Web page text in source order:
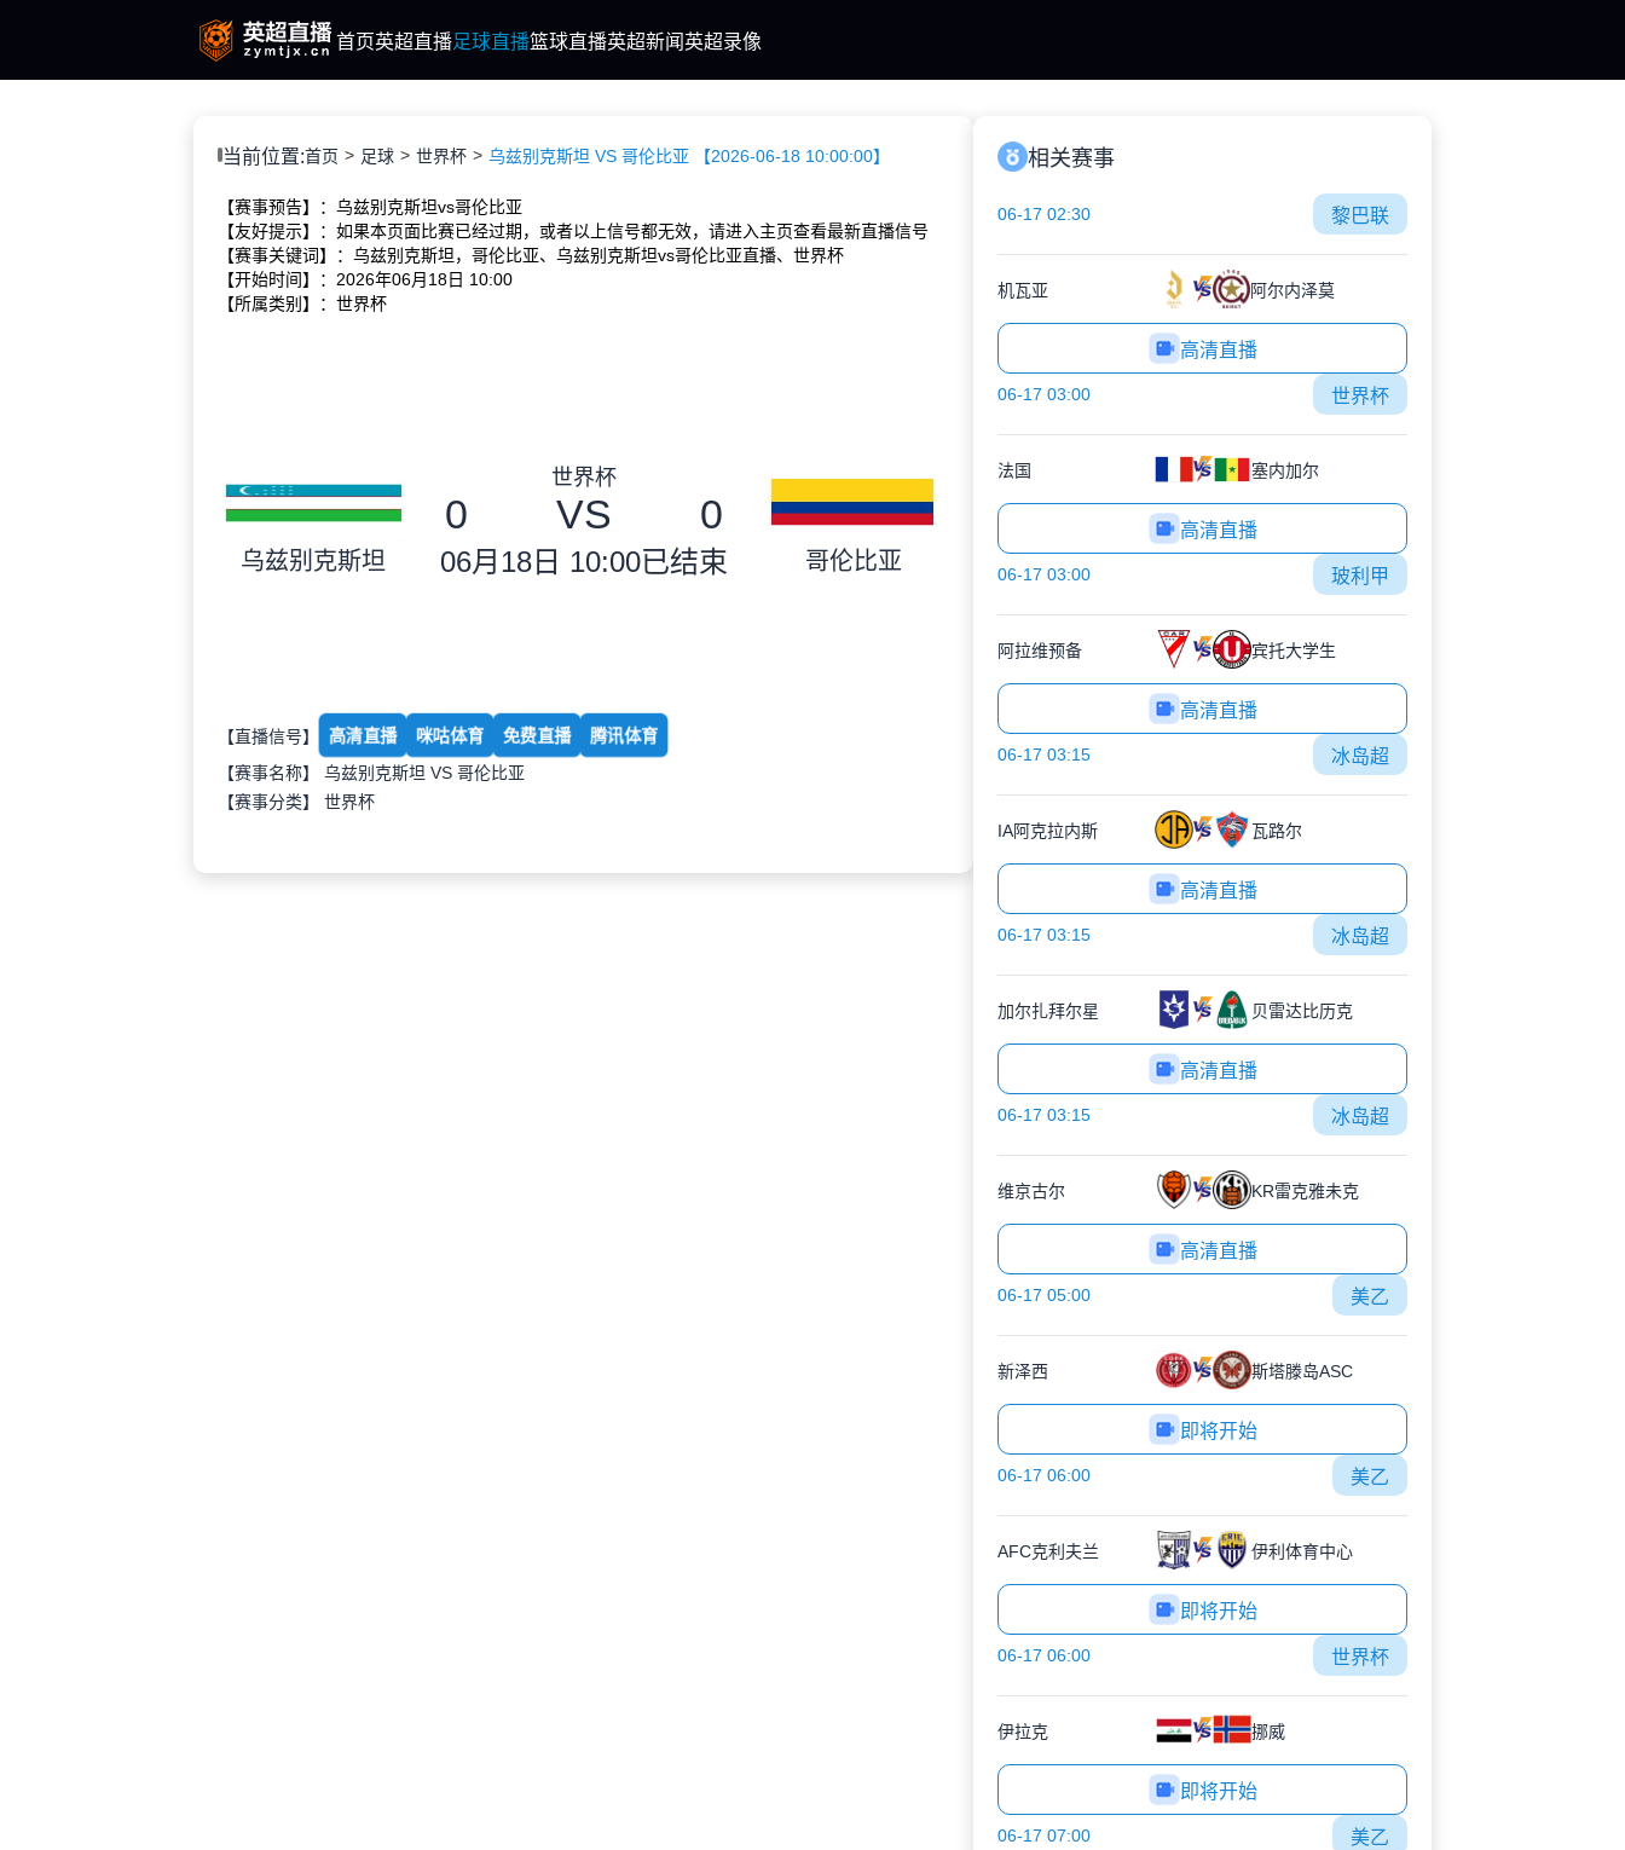
首页英超直播足球直播篮球直播英超新闻 英超录像
当前位置:首页 足球 世界杯 乌兹别克斯坦 VS 哥伦比亚 【2026-06-18 10:00:00】
【赛事预告】：乌兹别克斯坦vs哥伦比亚
【友好提示】：如果本页面比赛已经过期，或者以上信号都无效，请进入主页查看最新直播信号
【赛事关键词】：乌兹别克斯坦，哥伦比亚、乌兹别克斯坦vs哥伦比亚直播、世界杯
【开始时间】：2026年06月18日 10:00
【所属类别】：世界杯
乌兹别克斯坦
世界杯
0 VS 0
06月18日 10:00已结束 哥伦比亚
【直播信号】 高清直播 咪咕体育 免费直播 腾讯体育
【赛事名称】 乌兹别克斯坦 VS 哥伦比亚
【赛事分类】 世界杯
相关赛事
06-17 02:30 黎巴联
机瓦亚 阿尔内泽莫
高清直播
06-17 03:00 世界杯
法国 塞内加尔
高清直播
06-17 03:00 玻利甲
阿拉维预备 宾托大学生
高清直播
06-17 03:15 冰岛超
IA阿克拉内斯 瓦路尔
高清直播
06-17 03:15 冰岛超
加尔扎拜尔星 贝雷达比历克
高清直播
06-17 03:15 冰岛超
维京古尔 KR雷克雅未克
高清直播
06-17 05:00 美乙
新泽西 斯塔滕岛ASC
即将开始
06-17 06:00 美乙
AFC克利夫兰 伊利体育中心
即将开始
06-17 06:00 世界杯
伊拉克 挪威
即将开始
06-17 07:00 美乙